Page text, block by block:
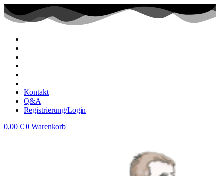
Zum
Inhalt
wechseln
Kontakt
Q&A
Registrierung/Login
0,00 € 0 Warenkorb